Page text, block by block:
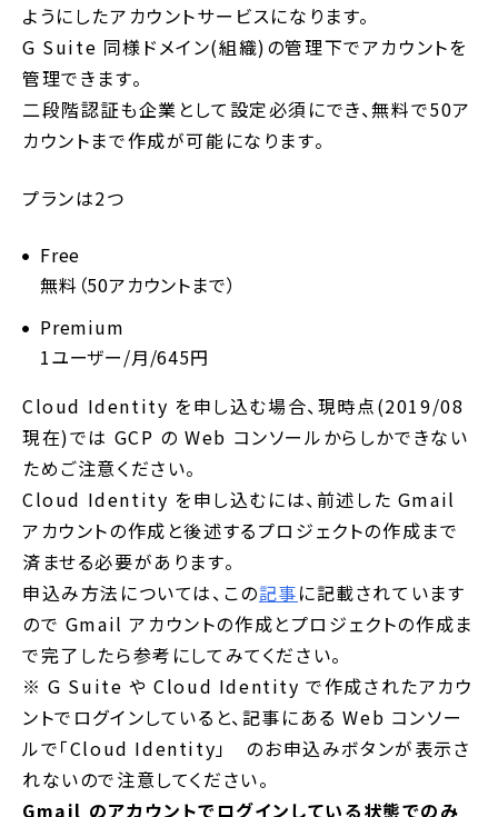
ようにしたアカウントサービスになります。
G Suite 同様ドメイン(組織)の管理下でアカウントを
管理できます。
二段階認証も企業として設定必須にでき、無料で50ア
カウントまで作成が可能になります。
プランは2つ
Free
無料（50アカウントまで）
Premium
1ユーザー/月/645円
Cloud Identity を申し込む場合、現時点(2019/08
現在)では GCP の Web コンソールからしかできない
ためご注意ください。
Cloud Identity を申し込むには、前述した Gmail
アカウントの作成と後述するプロジェクトの作成まで
済ませる必要があります。
申込み方法については、この記事に記載されています
ので Gmail アカウントの作成とプロジェクトの作成ま
で完了したら参考にしてみてください。
※ G Suite や Cloud Identity で作成されたアカウ
ントでログインしていると、記事にある Web コンソー
ルで「Cloud Identity」 のお申込みボタンが表示さ
れないので注意してください。
Gmail のアカウントでログインしている状態でのみ